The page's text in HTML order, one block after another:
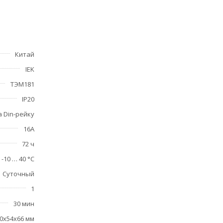
Китай
IEK
ТЭМ181
IP20
Din-рейку
16А
72 ч
-10 … 40 °C
Суточный
1
30 мин
мм